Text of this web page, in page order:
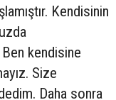
Kendisinin
kendisine
Size
Daha sonra